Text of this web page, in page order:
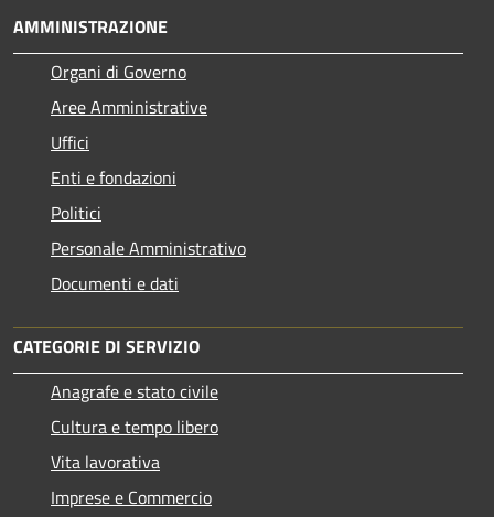
AMMINISTRAZIONE
Organi di Governo
Aree Amministrative
Uffici
Enti e fondazioni
Politici
Personale Amministrativo
Documenti e dati
CATEGORIE DI SERVIZIO
Anagrafe e stato civile
Cultura e tempo libero
Vita lavorativa
Imprese e Commercio